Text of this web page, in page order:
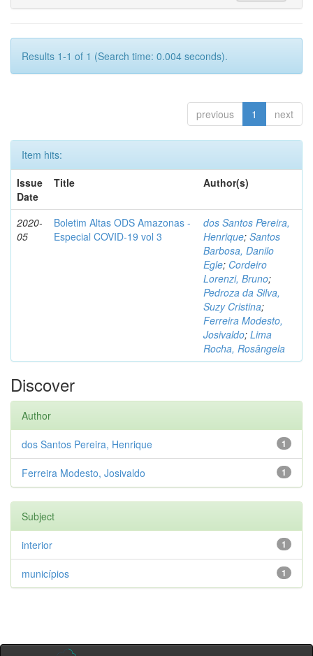
Results 1-1 of 1 (Search time: 0.004 seconds).
previous 1 next
Item hits:
Issue
Date
Title Author(s)
2020-
05
Boletim Altas ODS Amazonas -
Especial COVID-19 vol 3
dos Santos Pereira,
Henrique; Santos
Barbosa, Danilo
Egle; Cordeiro
Lorenzi, Bruno;
Pedroza da Silva,
Suzy Cristina;
Ferreira Modesto,
Josivaldo; Lima
Rocha, Rosângela
Discover
Author
1
dos Santos Pereira, Henrique
1
Ferreira Modesto, Josivaldo
Subject
1
interior
1
municípios